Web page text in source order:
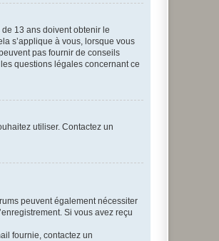
13 ans doivent obtenir le
s’applique à vous, lorsque vous
pas fournir de conseils
questions légales concernant ce
utiliser. Contactez un
peuvent également nécessiter
Si vous avez reçu
fournie, contactez un